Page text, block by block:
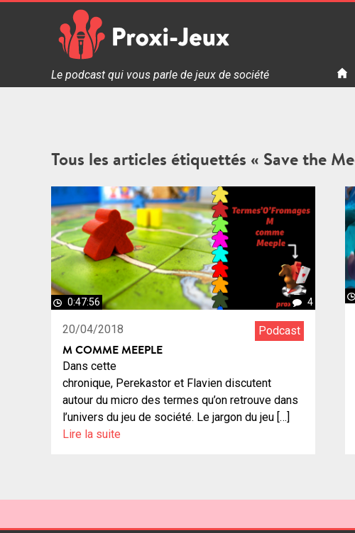
Proxi Jeux - Le podcast qui vous parle de jeux de société
Le podcast qui vous parle de jeux de société
Tous les articles étiquettés « Save the
0:47:56 4
20/04/2018 Podcast
M COMME MEEPLE
Dans cette
chronique, Perekastor et Flavien discutent
autour du micro des termes qu’on retrouve dans
l’univers du jeu de société. Le jargon du jeu […]
Lire la suite